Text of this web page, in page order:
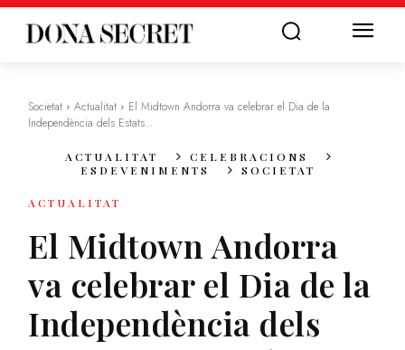
Societat Actualitat
El Midtown Andorra va celebrar el Dia de la
Independència dels Estats...
ACTUALITAT
CELEBRACIONS
ESDEVENIMENTS
SOCIETAT
ACTUALITAT
El Midtown Andorra
va celebrar el Dia de la
Independència dels